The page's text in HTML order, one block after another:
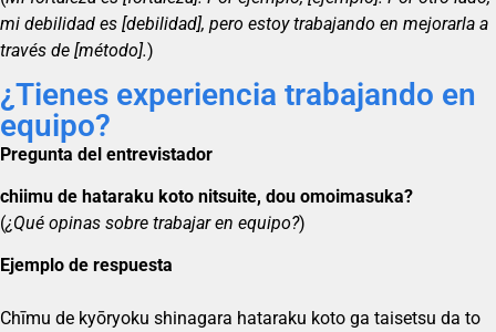
mi debilidad es [debilidad], pero estoy trabajando en mejorarla a
través de [método].)
¿Tienes experiencia trabajando en
equipo?
Pregunta del entrevistador
chiimu de hataraku koto nitsuite, dou omoimasuka?
(¿Qué opinas sobre trabajar en equipo?)
Ejemplo de respuesta
Chīmu de kyōryoku shinagara hataraku koto ga taisetsu da to